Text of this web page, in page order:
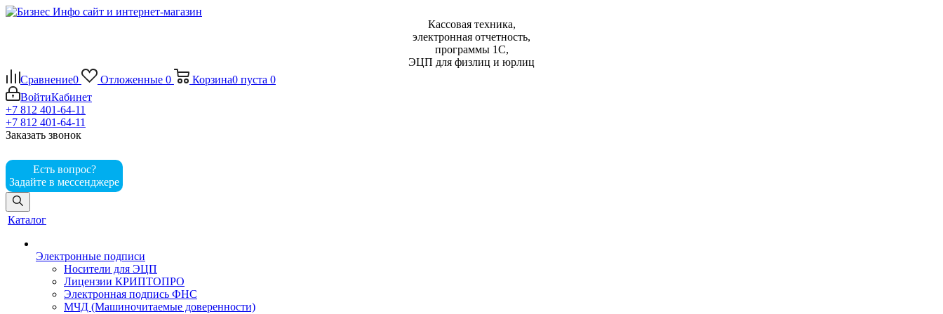
Кассовая техника,
электронная отчетность,
программы 1С,
ЭЦП для физлиц и юрлиц
Сравнение0 Отложенные 0 Корзина0 пуста 0
ВойтиКабинет
+7 812 401-64-11
+7 812 401-64-11
Заказать звонок
Есть вопрос?
Задайте в мессенджере
Каталог
Электронные подписи
Носители для ЭЦП
Лицензии КРИПТОПРО
Электронная подпись ФНС
МЧД (Машиночитаемые доверенности)